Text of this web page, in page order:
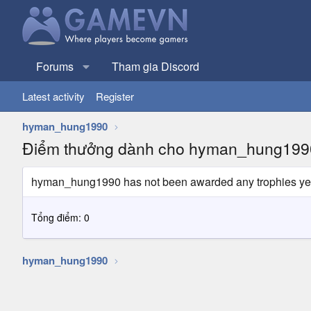
Forums Tham gia Discord
Latest activity Register
hyman_hung1990
Điểm thưởng dành cho
hyman_hung1990 has not been awarded any trophies
Tổng điểm: 0
hyman_hung1990